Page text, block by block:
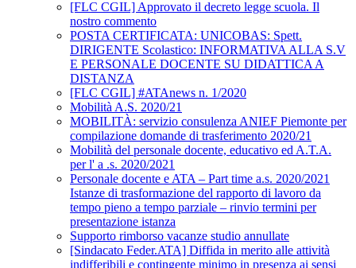
[FLC CGIL] Approvato il decreto legge scuola. Il
nostro commento
POSTA CERTIFICATA: UNICOBAS: Spett.
DIRIGENTE Scolastico: INFORMATIVA ALLA S.V
E PERSONALE DOCENTE SU DIDATTICA A
DISTANZA
[FLC CGIL] #ATAnews n. 1/2020
Mobilità A.S. 2020/21
MOBILITÀ: servizio consulenza ANIEF Piemonte per
compilazione domande di trasferimento 2020/21
Mobilità del personale docente, educativo ed A.T.A.
per l' a .s. 2020/2021
Personale docente e ATA – Part time a.s. 2020/2021
Istanze di trasformazione del rapporto di lavoro da
tempo pieno a tempo parziale – rinvio termini per
presentazione istanza
Supporto rimborso vacanze studio annullate
[Sindacato Feder.ATA] Diffida in merito alle attività
indifferibili e contingente minimo in presenza ai sensi